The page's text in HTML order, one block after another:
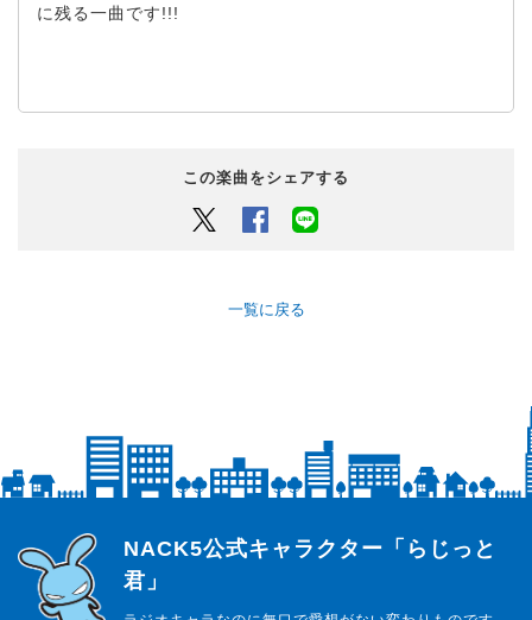
に残る一曲です!!!
この楽曲をシェアする
Twitter Facebook
一覧に戻る
らじっと君
NACK5公式キャラクター「らじっと
君」